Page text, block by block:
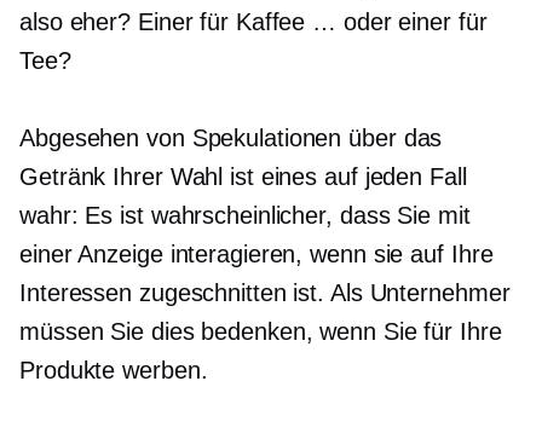
also eher? Einer für Kaffee … oder einer für
Tee?
Abgesehen von Spekulationen über das
Getränk Ihrer Wahl ist eines auf jeden Fall
wahr: Es ist wahrscheinlicher, dass Sie mit
einer Anzeige interagieren, wenn sie auf Ihre
Interessen zugeschnitten ist. Als Unternehmer
müssen Sie dies bedenken, wenn Sie für Ihre
Produkte werben.